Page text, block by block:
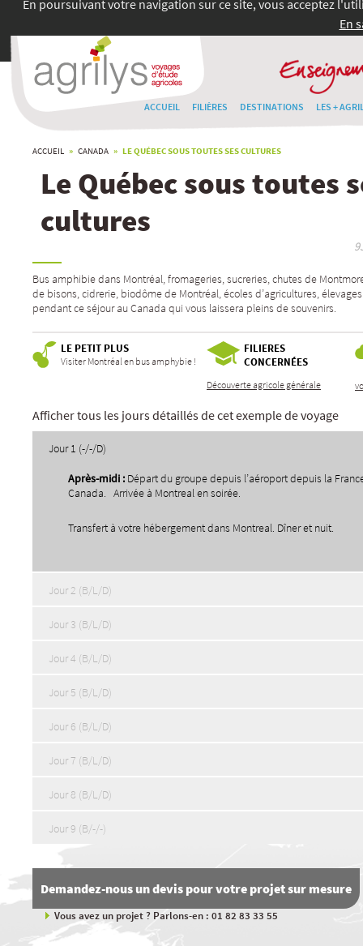
En poursuivant votre navigation sur ce site, vous acceptez
En
ACCUEIL FILIÈRES DESTINATIONS LES +
ACCUEIL » CANADA » LE QUÉBEC SOUS TOUTES SES CULTURES
Le Québec sous toutes
cultures
Bus amphibie dans Montréal, fromageries, sucreries, chutes de
de bisons, cidrerie, biodôme de Montréal, écoles d’agricultures,
pendant ce séjour au Canada qui vous laissera pleins de souvenirs.
LE PETIT PLUS
Visiter Montréal en bus amphybie !
FILIERES
CONCERNÉES
Découverte agricole générale
Afficher tous les jours détaillés de cet exemple de voyage
Jour 1 (-/-/D)
Après-midi : Départ du groupe depuis l’aéroport depuis la
Canada. Arrivée à Montreal en soirée.
Transfert à votre hébergement dans Montreal. Dîner et nuit.
Jour 2 (B/L/D)
Jour 3 (B/L/D)
Jour 4 (B/L/D)
Jour 5 (B/L/D)
Jour 6 (B/L/D)
Jour 7 (B/L/D)
Jour 8 (B/L/D)
Jour 9 (B/-/-)
Demandez-nous un devis pour votre projet sur mesure
Vous avez un projet ? Parlons-en : 01 82 83 33 55